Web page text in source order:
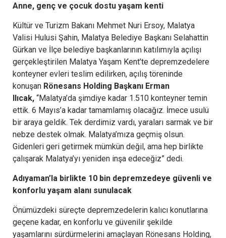
Anne, genç ve çocuk dostu yaşam kenti
Kültür ve Turizm Bakanı Mehmet Nuri Ersoy, Malatya
Valisi Hulusi Şahin, Malatya Belediye Başkanı Selahattin
Gürkan ve İlçe belediye başkanlarının katılımıyla açılışı
gerçekleştirilen Malatya Yaşam Kent’te depremzedelere
konteyner evleri teslim edilirken, açılış töreninde
konuşan Rönesans Holding Başkanı Erman
Ilıcak, “Malatya’da şimdiye kadar 1.510 konteyner temin
ettik. 6 Mayıs’a kadar tamamlamış olacağız. İmece usulü
bir araya geldik. Tek derdimiz vardı, yaraları sarmak ve bir
nebze destek olmak. Malatya’mıza geçmiş olsun.
Gidenleri geri getirmek mümkün değil, ama hep birlikte
çalışarak Malatya’yı yeniden inşa edeceğiz” dedi.
Adıyaman’la birlikte 10 bin depremzedeye güvenli ve
konforlu yaşam alanı sunulacak
Önümüzdeki süreçte depremzedelerin kalıcı konutlarına
geçene kadar, en konforlu ve güvenilir şekilde
yaşamlarını sürdürmelerini amaçlayan Rönesans Holding,